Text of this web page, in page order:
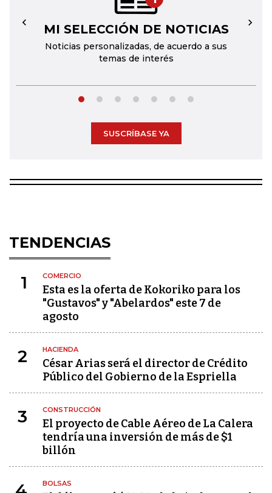
MI SELECCIÓN DE NOTICIAS
Noticias personalizadas, de acuerdo a sus
temas de interés
← →
SUSCRÍBASE YA
TENDENCIAS
1 COMERCIO
Esta es la oferta de Kokoriko para los
"Gustavos" y "Abelardos" este 7 de
agosto
2 HACIENDA
César Arias será el director de Crédito
Público del Gobierno de la Espriella
3 CONSTRUCCIÓN
El proyecto de Cable Aéreo de La Calera
tendría una inversión de más de $1
billón
BOLSAS